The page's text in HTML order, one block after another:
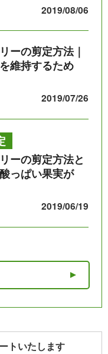
2019/08/06
ーの剪定方法｜
維持するため
2019/07/26
ーの剪定方法と
っぱい果実が
2019/06/19
トいたします